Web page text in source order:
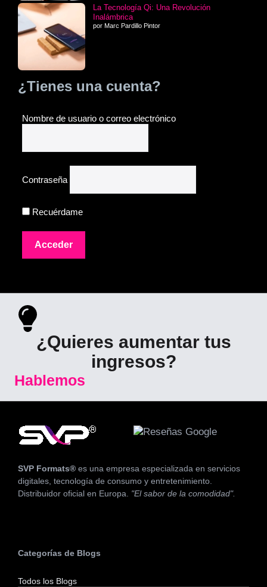
La Tecnología Qi: Una Revolución
Inalámbrica
por Marc Pardillo Pintor
¿Tienes una cuenta?
Nombre de usuario o correo electrónico
Contraseña
Recuérdame
¿Quieres aumentar tus
ingresos?
Hablemos
SVP Formats® es una empresa especializada en servicios
digitales, tecnología de consumo y entretenimiento.
Distribuidor oficial en Europa.
"El sabor de la comodidad".
Categorías de Blogs
Todos los Blogs